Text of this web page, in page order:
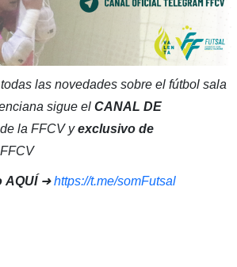
las novedades sobre el fútbol sala
sigue el CANAL DE
la FFCV yexclusivo de
AQUÍ➜https://t.me/somFutsal